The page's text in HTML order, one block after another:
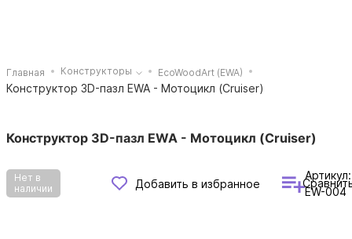
Главная Конструкторы EcoWoodArt (EWA)
Конструктор 3D-пазл EWA - Мотоцикл (Cruiser)
Конструктор 3D-пазл EWA - Мотоцикл (Cruiser)
Нет в
наличии
Добавить в избранное
Артикул:
EW-004